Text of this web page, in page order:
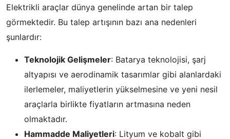
Elektrikli araçlar dünya genelinde artan bir talep
görmektedir. Bu talep artışının bazı ana nedenleri
şunlardır:
Teknolojik Gelişmeler: Batarya teknolojisi, şarj
altyapısı ve aerodinamik tasarımlar gibi alanlardaki
ilerlemeler, maliyetlerin yükselmesine ve yeni nesil
araçlarla birlikte fiyatların artmasına neden
olmaktadır.
Hammadde Maliyetleri: Lityum ve kobalt gibi